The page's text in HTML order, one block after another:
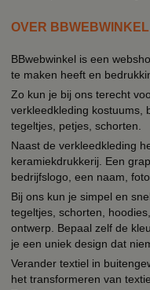
OVER
BBwebwinkel is een
te maken heeft en
Zo kun je bij ons terecht
verkleedkleding kostuums,
tegeltjes, petjes, schorten.
Naast de verkleedkleding
keramiekdrukkerij. Een
bedrijfslogo, een naam,
Bij ons kun je simpel en
tegeltjes, schorten,
ontwerp. Bepaal zelf de
je een uniek design dat
Verander textiel in
het transformeren van